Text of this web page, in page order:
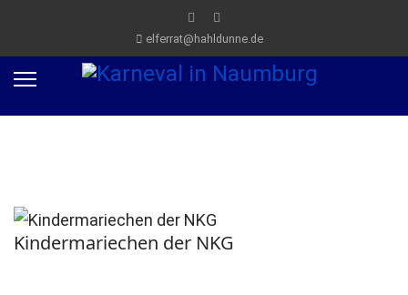
elferrat@hahldunne.de
Kindermariechen der NKG